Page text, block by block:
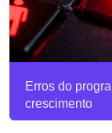
Erros do
crescimento